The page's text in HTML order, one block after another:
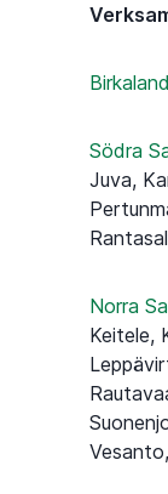
Birkaland
Södra
Juva,
Norra
Keitele,